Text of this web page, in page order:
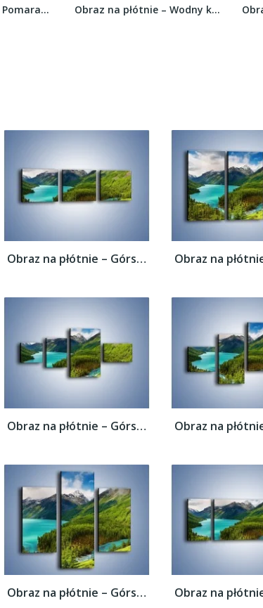
Obraz na płótnie – Wodny krąg i skaliste...
Obraz na płótnie – Górski krajobraz wiosną...
Obraz na płótnie – Górski krajobraz wiosną...
Obraz na płótnie – Górski krajobraz wiosną...